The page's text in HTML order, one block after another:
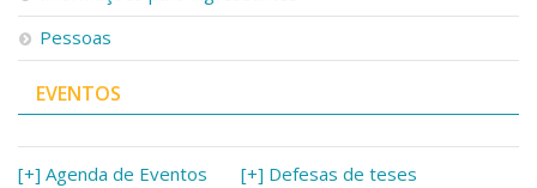
Pessoas
EVENTOS
[+] Agenda de Eventos [+] Defesas de teses